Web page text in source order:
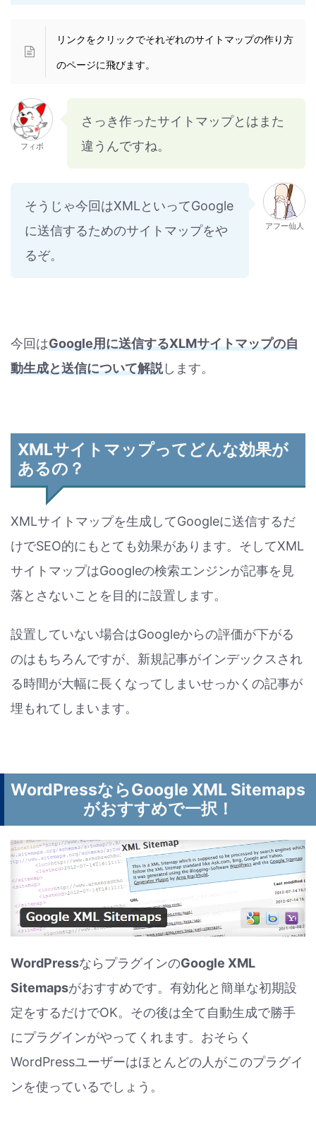
リンクをクリックでそれぞれのサイトマップの作り方
のページに飛びます。
フィボ
さっき作ったサイトマップとはまた
違うんですね。
そうじゃ今回はXMLといってGoogle
に送信するためのサイトマップをや
るぞ。
アフー仙人
今回はGoogle用に送信するXLMサイトマップの自
動生成と送信について解説します。
XMLサイトマップってどんな効果が
あるの？
XMLサイトマップを生成してGoogleに送信するだ
けでSEO的にもとても効果があります。そしてXML
サイトマップはGoogleの検索エンジンが記事を見
落とさないことを目的に設置します。
設置していない場合はGoogleからの評価が下がる
のはもちろんですが、新規記事がインデックスされ
る時間が大幅に長くなってしまいせっかくの記事が
埋もれてしまいます。
WordPressならGoogle XML Sitemaps
がおすすめで一択！
WordPressならプラグインのGoogle XML
Sitemapsがおすすめです。有効化と簡単な初期設
定をするだけでOK。その後は全て自動生成で勝手
にプラグインがやってくれます。おそらく
WordPressユーザーはほとんどの人がこのプラグイ
ンを使っているでしょう。